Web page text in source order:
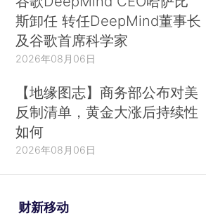
斯卸任 转任DeepMind董事长
及谷歌首席科学家
2026年08月06日
【地缘图志】商务部公布对美
反制清单，黄金大涨后持续性
如何
2026年08月06日
财新移动